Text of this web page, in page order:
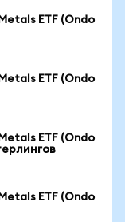
ETF (Ondo
ETF (Ondo
ETF (Ondo
ETF (Ondo